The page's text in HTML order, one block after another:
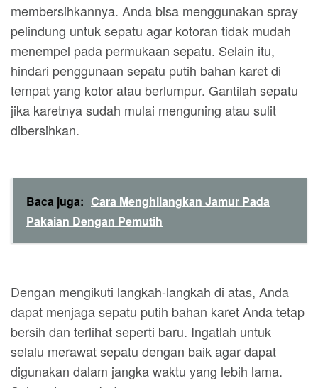
membersihkannya. Anda bisa menggunakan spray
pelindung untuk sepatu agar kotoran tidak mudah
menempel pada permukaan sepatu. Selain itu,
hindari penggunaan sepatu putih bahan karet di
tempat yang kotor atau berlumpur. Gantilah sepatu
jika karetnya sudah mulai menguning atau sulit
dibersihkan.
Baca juga: Cara Menghilangkan Jamur Pada
Pakaian Dengan Pemutih
Dengan mengikuti langkah-langkah di atas, Anda
dapat menjaga sepatu putih bahan karet Anda tetap
bersih dan terlihat seperti baru. Ingatlah untuk
selalu merawat sepatu dengan baik agar dapat
digunakan dalam jangka waktu yang lebih lama.